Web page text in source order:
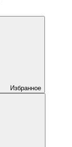
Избранное